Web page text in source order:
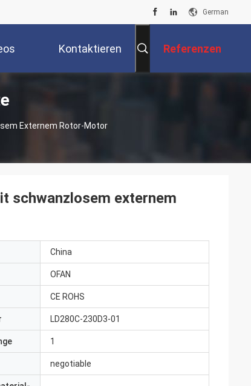
German
Kontaktieren Referenzen
Externem Rotor-Motor
schwanzlosem externem
China
OFAN
CE ROHS
LD280C-230D3-01
1
negotiable